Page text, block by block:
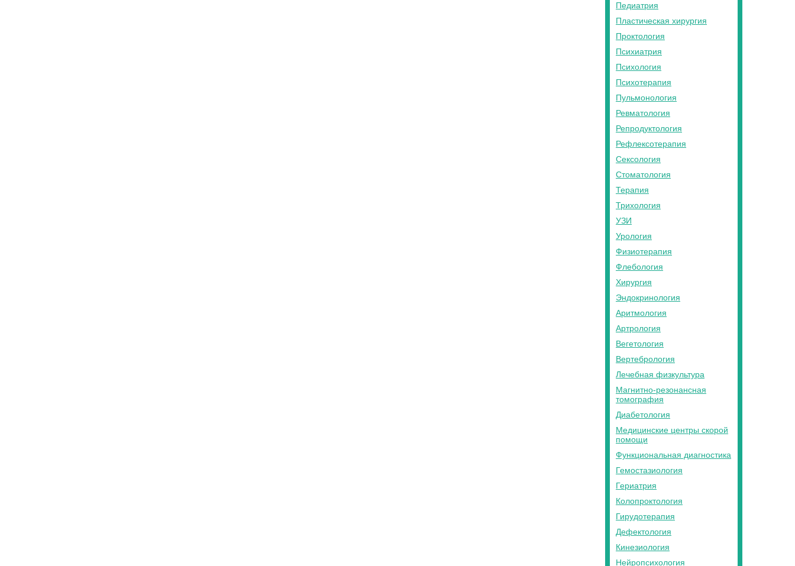
Педиатрия
Пластическая хирургия
Проктология
Психиатрия
Психология
Психотерапия
Пульмонология
Ревматология
Репродуктология
Рефлексотерапия
Сексология
Стоматология
Терапия
Трихология
УЗИ
Урология
Физиотерапия
Флебология
Хирургия
Эндокринология
Аритмология
Артрология
Вегетология
Вертебрология
Лечебная физкультура
Магнитно-резонансная
томография
Диабетология
Медицинские центры скорой
помощи
Функциональная диагностика
Гемостазиология
Гериатрия
Колопроктология
Гирудотерапия
Дефектология
Кинезиология
Нейропсихология